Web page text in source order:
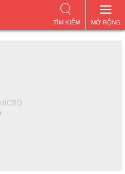
MỞ RỘNG
TÌM KIẾM